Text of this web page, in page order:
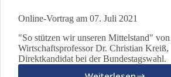
Online-Vortrag am 07. Juli 2021
"So stützen wir unseren Mittelstand" von
Wirtschaftsprofessor Dr. Christian Kreiß,
Direktkandidat bei der Bundestagswahl.